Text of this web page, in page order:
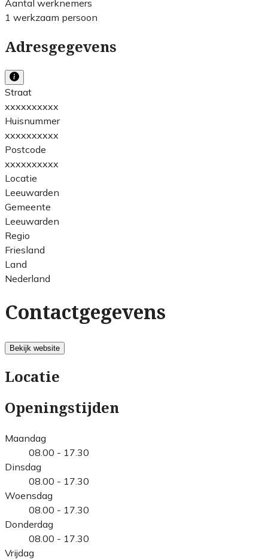
Aantal werknemers
1 werkzaam persoon
Adresgegevens
Straat
xxxxxxxxxx
Huisnummer
xxxxxxxxxx
Postcode
xxxxxxxxxx
Locatie
Leeuwarden
Gemeente
Leeuwarden
Regio
Friesland
Land
Nederland
Contactgegevens
Bekijk website
Locatie
Openingstijden
Maandag
08.00 - 17.30
Dinsdag
08.00 - 17.30
Woensdag
08.00 - 17.30
Donderdag
08.00 - 17.30
Vrijdag